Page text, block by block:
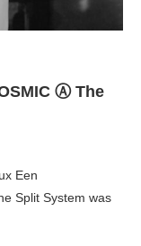
Ⓐ The
Een
Split System was